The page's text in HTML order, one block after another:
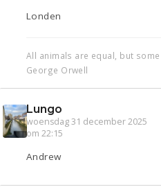
Londen
All animals are equal, but
George Orwell
Lungo
woensdag 31 december 2025
om 22:15
Andrew